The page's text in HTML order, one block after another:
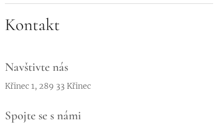
Kontakt
Navštivte nás
Křinec 1, 289 33 Křinec
Spojte se s námi